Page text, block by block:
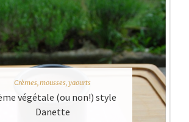
Crèmes, mousses, yaourts
végétale (ou non!) style
Danette